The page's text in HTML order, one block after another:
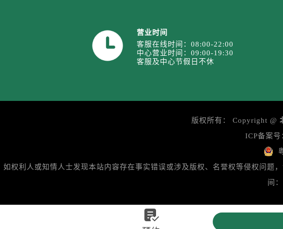
内蒙古自治区赤峰市红山区哈达街劳力士售后服务中心
内蒙古自治区鄂尔多斯市东胜区伊金霍洛街劳力士售后
内蒙古自治区呼伦贝尔市海拉尔区中央街劳力士售后服
内蒙古自治区兴安盟市乌兰浩特市兴安大街劳力士售后
山西省大同市平城区迎宾街劳力士售后服务中心（需提
山西省晋城市城区黄华街劳力士售后服务中心（需提前
山西省晋中市榆次区顺城街劳力士售后服务中心（需提
山西省临汾市尧都区解放路劳力士售后服务中心（需提前
山西省朔州市朔城区怡西路与鄯阳西街交汇处劳力士售
山西省忻州市忻府区和平东街与七一南路交叉口劳力士
营业时间
客服在线时间：08:00-22:00
中心营业时间：09:00-19:30
客服及中心节假日不休
版权所有： Copyright @
ICP备案号
如权利人或知情人士发现本站内容存在事实错误或涉及版权、名誉权等侵权问题
间
